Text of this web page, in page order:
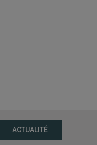
ACTUALITÉ